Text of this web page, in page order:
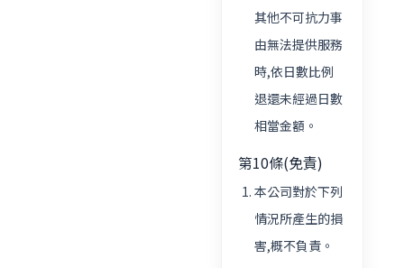
其他不可抗力事
由無法提供服務
時,依日數比例
退還未經過日數
相當金額。
第10條(免責)
本公司對於下列
情況所產生的損
害,概不負責。